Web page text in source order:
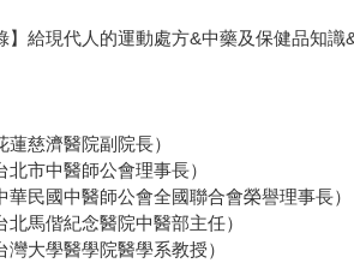
】給現代人的運動處方&中藥及保健品知識
蓮慈濟醫院副院長）
北市中醫師公會理事長）
華民國中醫師公會全國聯合會榮譽理事長）
北馬偕紀念醫院中醫部主任）
灣大學醫學院醫學系教授）